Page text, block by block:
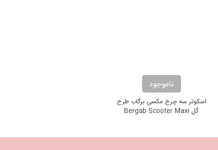
ناموجود
اسکوتر سه چرخ مکسی برگاب طرح
گل Bergab Scooter Maxi